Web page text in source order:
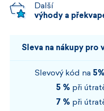
Další
výhody a
Sleva na nákupy pro
Slevový kód na
5 % při
7 % při